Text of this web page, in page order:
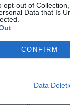
opt-out of
Data that Is
CONFIRM
Data
2026 16:06
wciąż można
który zaczyna